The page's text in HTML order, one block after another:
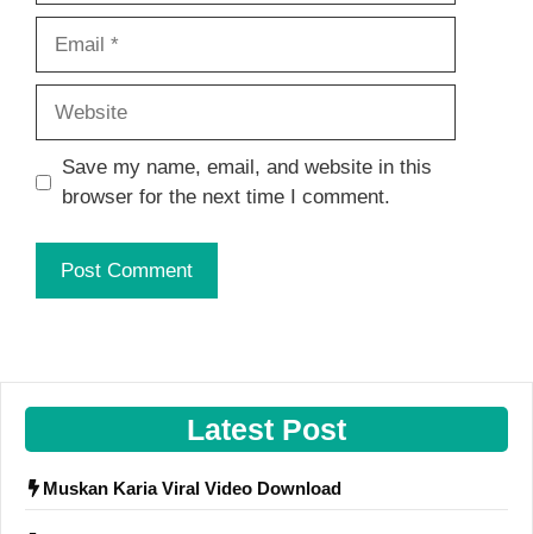
Save my name, email, and website in this
browser for the next time I comment.
Latest Post
Muskan Karia Viral Video Download